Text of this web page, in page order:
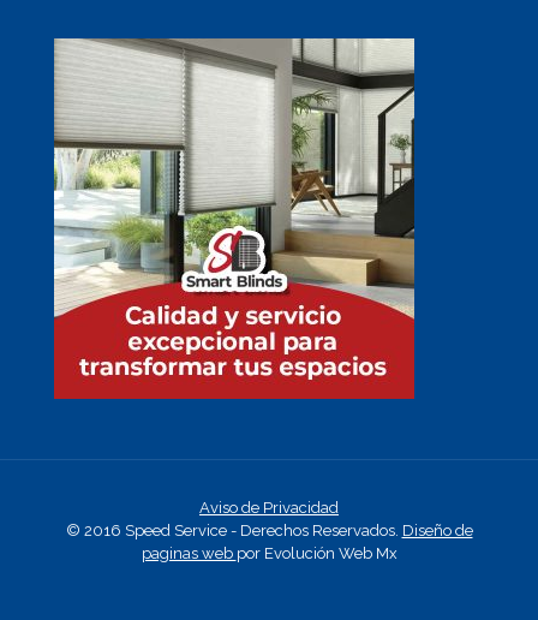
Aviso de Privacidad
© 2016 Speed Service - Derechos Reservados. Diseño de
paginas web por Evolución Web Mx